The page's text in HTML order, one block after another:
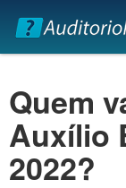
Quem
Auxílio
2022?